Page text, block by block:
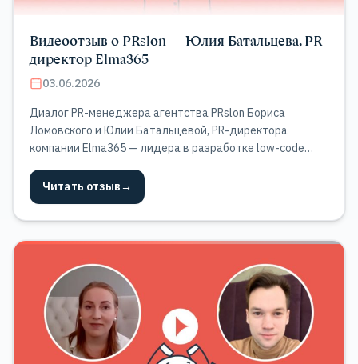
Видеоотзыв о PRslon — Юлия Батальцева, PR-
директор Elma365
03.06.2026
Диалог PR-менеджера агентства PRslon Бориса
Ломовского и Юлии Батальцевой, PR-директора
компании Elma365 — лидера в разработке low-code
Читать отзыв→